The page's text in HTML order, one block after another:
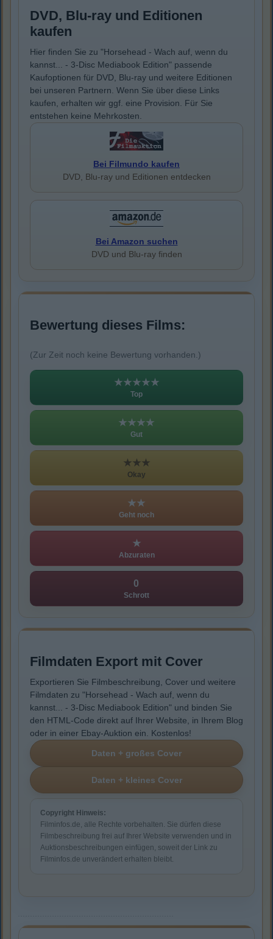
DVD, Blu-ray und Editionen
kaufen
Hier finden Sie zu "Horsehead - Wach auf, wenn du
kannst... - 3-Disc Mediabook Edition" passende
Kaufoptionen für DVD, Blu-ray und weitere Editionen
bei unseren Partnern. Wenn Sie über diese Links
kaufen, erhalten wir ggf. eine Provision. Für Sie
entstehen keine Mehrkosten.
Bei Filmundo kaufen
DVD, Blu-ray und Editionen entdecken
Bei Amazon suchen
DVD und Blu-ray finden
Bewertung dieses Films:
(Zur Zeit noch keine Bewertung vorhanden.)
★★★★★
Top
★★★★
Gut
★★★
Okay
★★
Geht noch
★
Abzuraten
0
Schrott
Filmdaten Export mit Cover
Exportieren Sie Filmbeschreibung, Cover und weitere
Filmdaten zu "Horsehead - Wach auf, wenn du
kannst... - 3-Disc Mediabook Edition" und binden Sie
den HTML-Code direkt auf Ihrer Website, in Ihrem Blog
oder in einer Ebay-Auktion ein. Kostenlos!
Copyright Hinweis:
Filminfos.de, alle Rechte vorbehalten. Sie dürfen diese
Filmbeschreibung frei auf Ihrer Website verwenden und in
Auktionsbeschreibungen einfügen, soweit der Link zu
Filminfos.de unverändert erhalten bleibt.